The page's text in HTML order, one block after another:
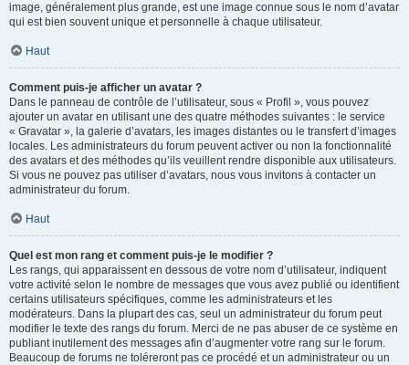
image, généralement plus grande, est une image connue sous le nom d’avatar
qui est bien souvent unique et personnelle à chaque utilisateur.
Haut
Comment puis-je afficher un avatar ?
Dans le panneau de contrôle de l’utilisateur, sous « Profil », vous pouvez
ajouter un avatar en utilisant une des quatre méthodes suivantes : le service
« Gravatar », la galerie d’avatars, les images distantes ou le transfert d’images
locales. Les administrateurs du forum peuvent activer ou non la fonctionnalité
des avatars et des méthodes qu’ils veuillent rendre disponible aux utilisateurs.
Si vous ne pouvez pas utiliser d’avatars, nous vous invitons à contacter un
administrateur du forum.
Haut
Quel est mon rang et comment puis-je le modifier ?
Les rangs, qui apparaissent en dessous de votre nom d’utilisateur, indiquent
votre activité selon le nombre de messages que vous avez publié ou identifient
certains utilisateurs spécifiques, comme les administrateurs et les
modérateurs. Dans la plupart des cas, seul un administrateur du forum peut
modifier le texte des rangs du forum. Merci de ne pas abuser de ce système en
publiant inutilement des messages afin d’augmenter votre rang sur le forum.
Beaucoup de forums ne toléreront pas ce procédé et un administrateur ou un